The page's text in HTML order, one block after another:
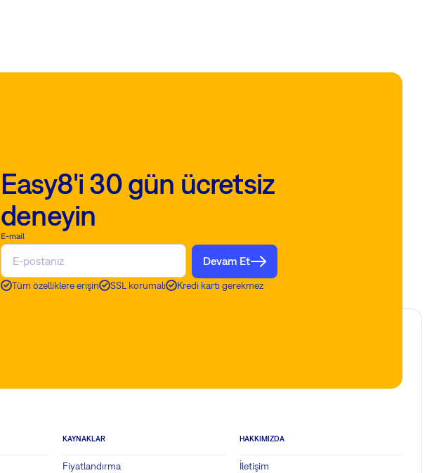
Easy8'i 30 gün ücretsiz
deneyin
E-mail
Devam Et
Tüm özelliklere erişin SSL korumalı Kredi kartı gerekmez
KAYNAKLAR
Fiyatlandırma
HAKKIMIZDA
İletişim